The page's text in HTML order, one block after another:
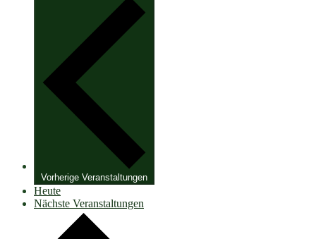
Vorherige Veranstaltungen
Heute
Nächste Veranstaltungen